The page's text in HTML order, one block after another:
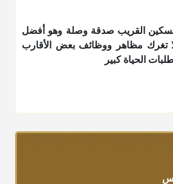
القريب صدقة وصلة وهو أفضل
تغرك مظاهر ووظائف بعض الأقارب
الحياة كبير